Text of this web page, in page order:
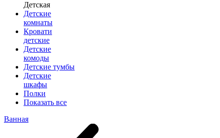
Детская
Детские
комнаты
Кровати
детские
Детские
комоды
Детские тумбы
Детские
шкафы
Полки
Показать все
Ванная